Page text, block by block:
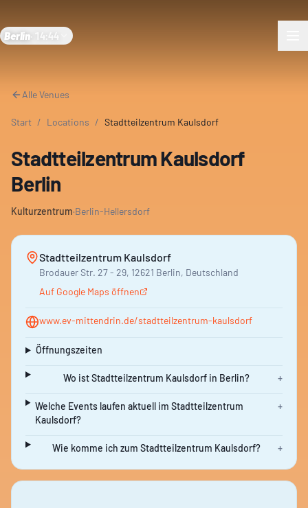
Berlin 14:44
Alle Venues
Start / Locations / Stadtteilzentrum Kaulsdorf
Stadtteilzentrum Kaulsdorf
Berlin
Kulturzentrum·Berlin-Hellersdorf
Stadtteilzentrum Kaulsdorf
Brodauer Str. 27 - 29, 12621 Berlin, Deutschland
Auf Google Maps öffnen
www.ev-mittendrin.de/stadtteilzentrum-kaulsdorf
Öffnungszeiten
Wo ist Stadtteilzentrum Kaulsdorf in Berlin? +
Welche Events laufen aktuell im Stadtteilzentrum
Kaulsdorf?
+
Wie komme ich zum Stadtteilzentrum Kaulsdorf? +